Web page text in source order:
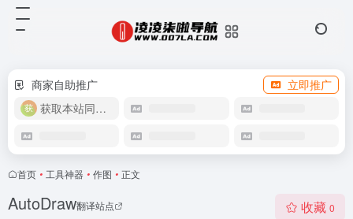
商家自助推广
立即推广
获取本站同款主题
首页 • 工具神器 • 作图 • 正文
AutoDraw翻译站点 收藏 0